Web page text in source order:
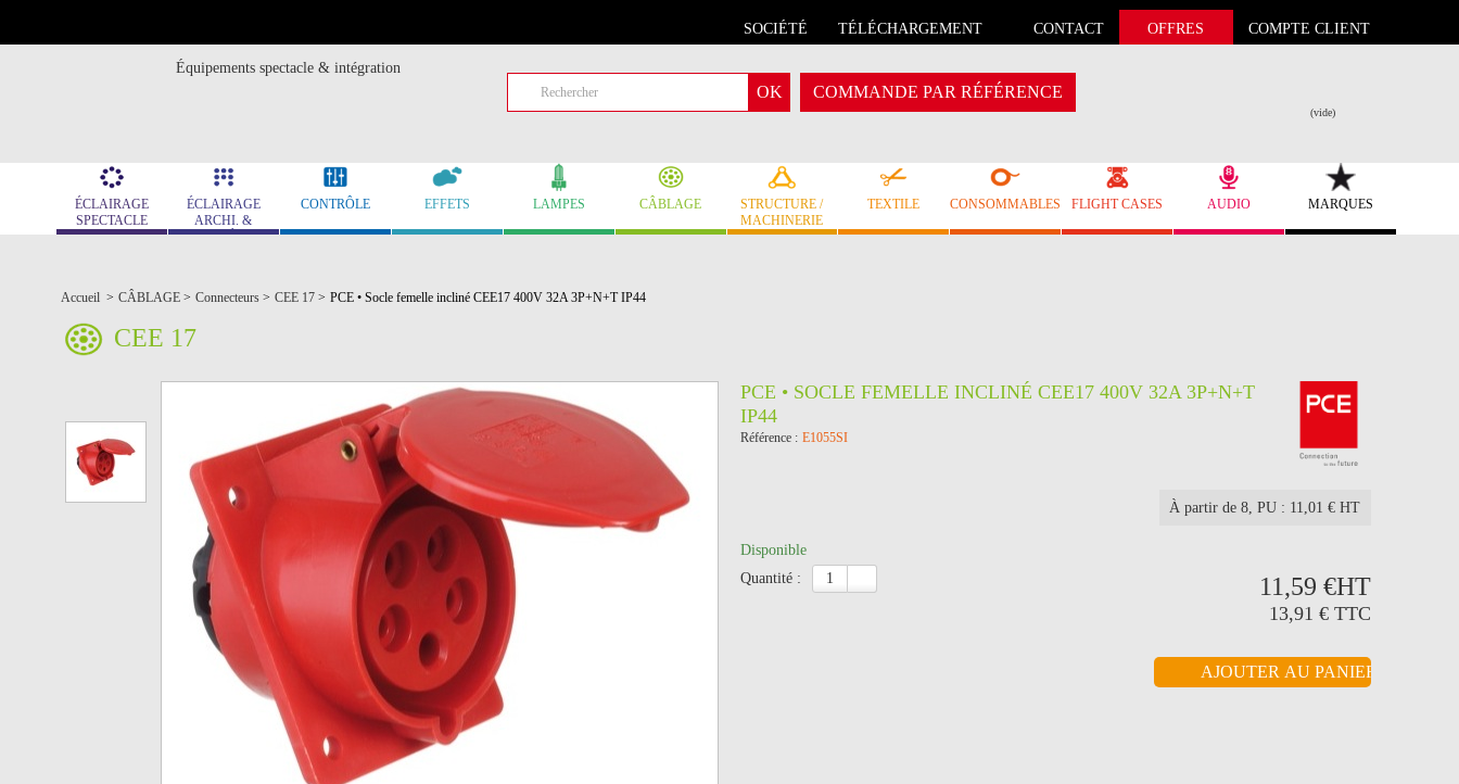
SOCIÉTÉ TÉLÉCHARGEMENT CONTACT OFFRES COMPTE CLIENT
Équipements spectacle & intégration
(vide)
COMMANDE PAR RÉFÉRENCE
ÉCLAIRAGE
SPECTACLE
ÉCLAIRAGE
ARCHI. &
MUSÉO.
CONTRÔLE EFFETS LAMPES CÂBLAGE
STRUCTURE /
MACHINERIE
TEXTILE CONSOMMABLES FLIGHT CASES AUDIO MARQUES
Accueil > CÂBLAGE > Connecteurs > CEE 17 > PCE • Socle femelle incliné CEE17 400V 32A 3P+N+T IP44
CEE 17
PCE • SOCLE FEMELLE INCLINÉ CEE17 400V 32A 3P+N+T
IP44
Référence : E1055SI
À partir de 8, PU : 11,01 € HT
Disponible
quantité :
11,59 €HT
13,91 € TTC